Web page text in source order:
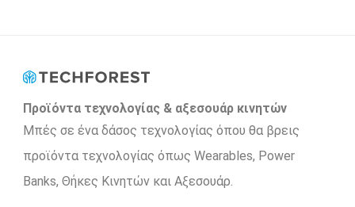
Προϊόντα τεχνολογίας & αξεσουάρ κινητών
Μπές σε ένα δάσος τεχνολογίας όπου θα βρεις
προϊόντα τεχνολογίας όπως Wearables, Power
Βanks, Θήκες Κινητών και Αξεσουάρ.